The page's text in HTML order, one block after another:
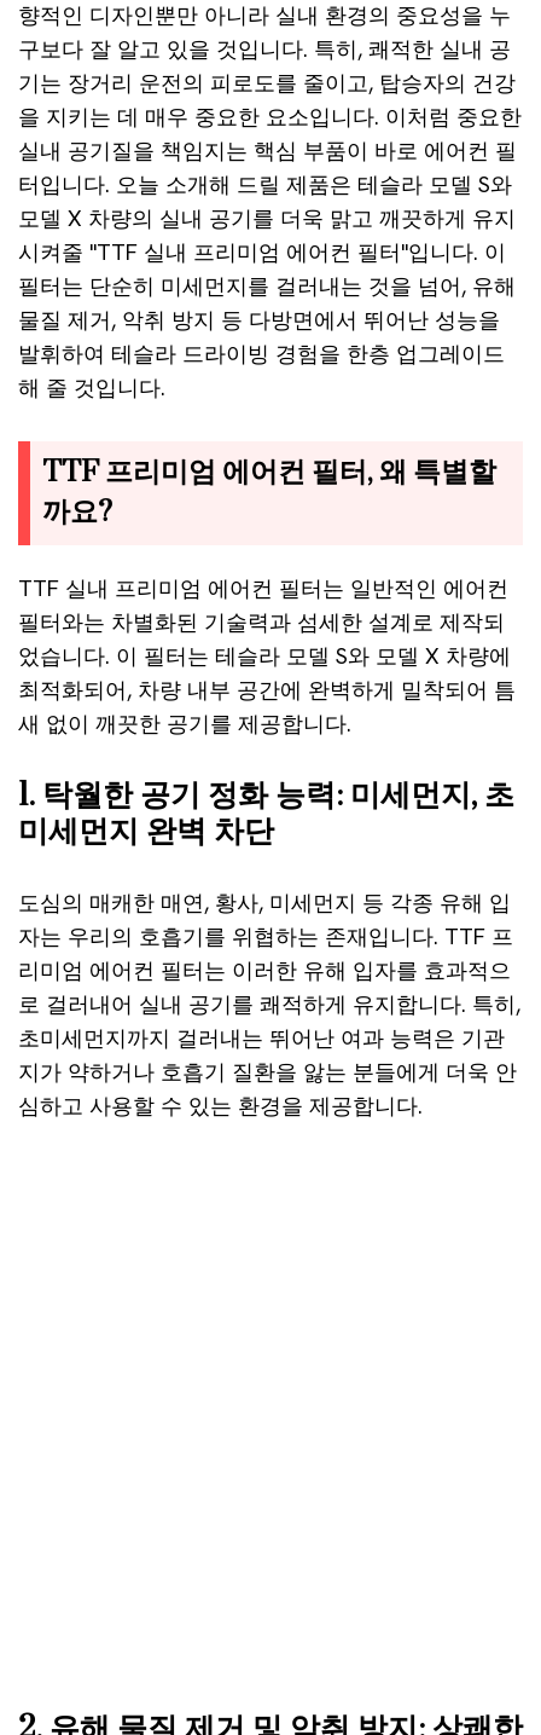
향적인 디자인뿐만 아니라 실내 환경의 중요성을 누
구보다 잘 알고 있을 것입니다. 특히, 쾌적한 실내 공
기는 장거리 운전의 피로도를 줄이고, 탑승자의 건강
을 지키는 데 매우 중요한 요소입니다. 이처럼 중요한
실내 공기질을 책임지는 핵심 부품이 바로 에어컨 필
터입니다. 오늘 소개해 드릴 제품은 테슬라 모델 S와
모델 X 차량의 실내 공기를 더욱 맑고 깨끗하게 유지
시켜줄 "TTF 실내 프리미엄 에어컨 필터"입니다. 이
필터는 단순히 미세먼지를 걸러내는 것을 넘어, 유해
물질 제거, 악취 방지 등 다방면에서 뛰어난 성능을
발휘하여 테슬라 드라이빙 경험을 한층 업그레이드
해 줄 것입니다.
TTF 프리미엄 에어컨 필터, 왜 특별할
까요?
TTF 실내 프리미엄 에어컨 필터는 일반적인 에어컨
필터와는 차별화된 기술력과 섬세한 설계로 제작되
었습니다. 이 필터는 테슬라 모델 S와 모델 X 차량에
최적화되어, 차량 내부 공간에 완벽하게 밀착되어 틈
새 없이 깨끗한 공기를 제공합니다.
1. 탁월한 공기 정화 능력: 미세먼지, 초
미세먼지 완벽 차단
도심의 매캐한 매연, 황사, 미세먼지 등 각종 유해 입
자는 우리의 호흡기를 위협하는 존재입니다. TTF 프
리미엄 에어컨 필터는 이러한 유해 입자를 효과적으
로 걸러내어 실내 공기를 쾌적하게 유지합니다. 특히,
초미세먼지까지 걸러내는 뛰어난 여과 능력은 기관
지가 약하거나 호흡기 질환을 앓는 분들에게 더욱 안
심하고 사용할 수 있는 환경을 제공합니다.